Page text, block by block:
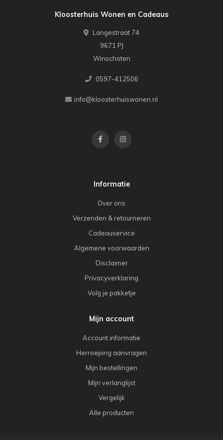
Kloosterhuis Wonen en Cadeaus
Langestraat 74
9671 PJ
Winschoten
0597-412506
info@kloosterhuiswonen.nl
Informatie
Over ons
Verzenden & retourneren
Cadeauservice
Algemene voorwaarden
Disclaimer
Privacyverklaring
Volg je pakketje
Mijn account
Account informatie
Herroeping aanvragen
Mijn bestellingen
Mijn verlanglijst
Vergelijk
Alle producten